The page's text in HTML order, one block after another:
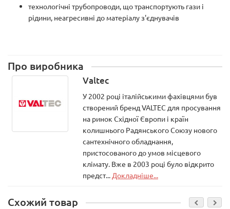
технологічні трубопроводи, що транспортують гази і
рідини, неагресивні до матеріалу з'єднувачів
Про виробника
Valtec
У 2002 році італійськими фахівцями був
створений бренд VALTEC для просування
на ринок Східної Європи і країн
колишнього Радянського Союзу нового
сантехнічного обладнання,
пристосованого до умов місцевого
клімату. Вже в 2003 році було відкрито
предст... Докладніше...
Схожий товар